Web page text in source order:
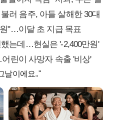
러 음주, 아들 살해한 30대
"…이달 초 지급 목표
는데…현실은 '-2,400만원'
린이 사망자 속출 '비상'
날이에요.."